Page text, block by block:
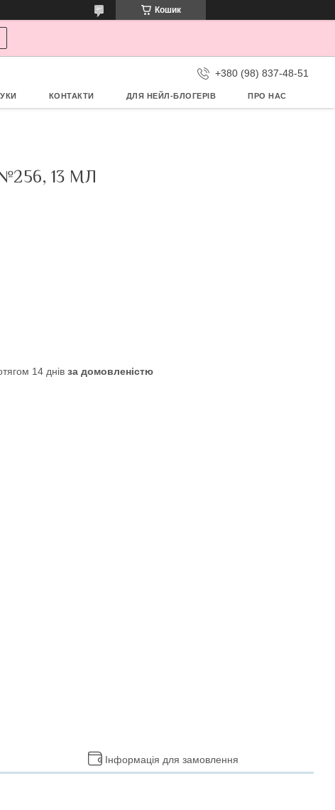
Кошик
+380 (98) 837-48-51
КОНТАКТИ ДЛЯ НЕЙЛ-БЛОГЕРІВ ПРО НАС
13 МЛ
14 днів за домовленістю
Інформація для замовлення